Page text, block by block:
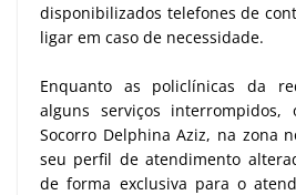
disponibilizados telefones de
ligar em caso de necessidade.
Enquanto as policlínicas da
alguns serviços interrompidos,
Socorro Delphina Aziz, na zona
seu perfil de atendimento
de forma exclusiva para o